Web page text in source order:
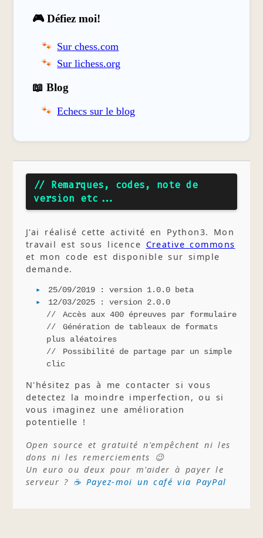
🎮 Défiez moi!
Sur chess.com
Sur lichess.org
📖 Blog
Echecs sur le blog
// Remarques, codes, note de
version etc...
J'ai réalisé cette activité en Python3. Mon
travail est sous licence Creative commons
et mon code est disponible sur simple
demande.
25/09/2019 : version 1.0.0 beta
12/03/2025 : version 2.0.0
Accès aux 400 épreuves par formulaire
Génération de tableaux de formats
plus aléatoires
Possibilité de partage par un simple
clic
N'hésitez pas à me contacter si vous
detectez la moindre imperfection, ou si
vous imaginez une amélioration
potentielle !
Open source et gratuité n'empêchent ni les
dons ni les remerciements 😉
Un euro ou deux pour m'aider à payer le
serveur ? ☕ Payez-moi un café via PayPal